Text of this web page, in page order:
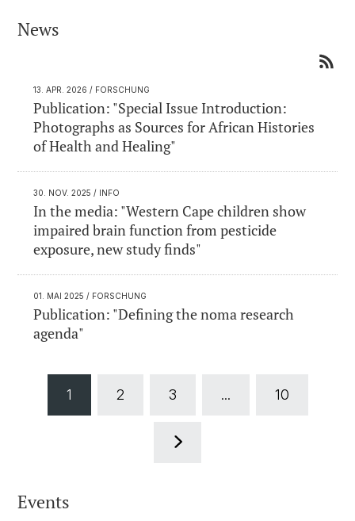
News
13. APR. 2026 / FORSCHUNG
Publication: "Special Issue Introduction:
Photographs as Sources for African Histories
of Health and Healing"
30. NOV. 2025 / INFO
In the media: "Western Cape children show
impaired brain function from pesticide
exposure, new study finds"
01. MAI 2025 / FORSCHUNG
Publication: "Defining the noma research
agenda"
1 2 3 ... 10
Events